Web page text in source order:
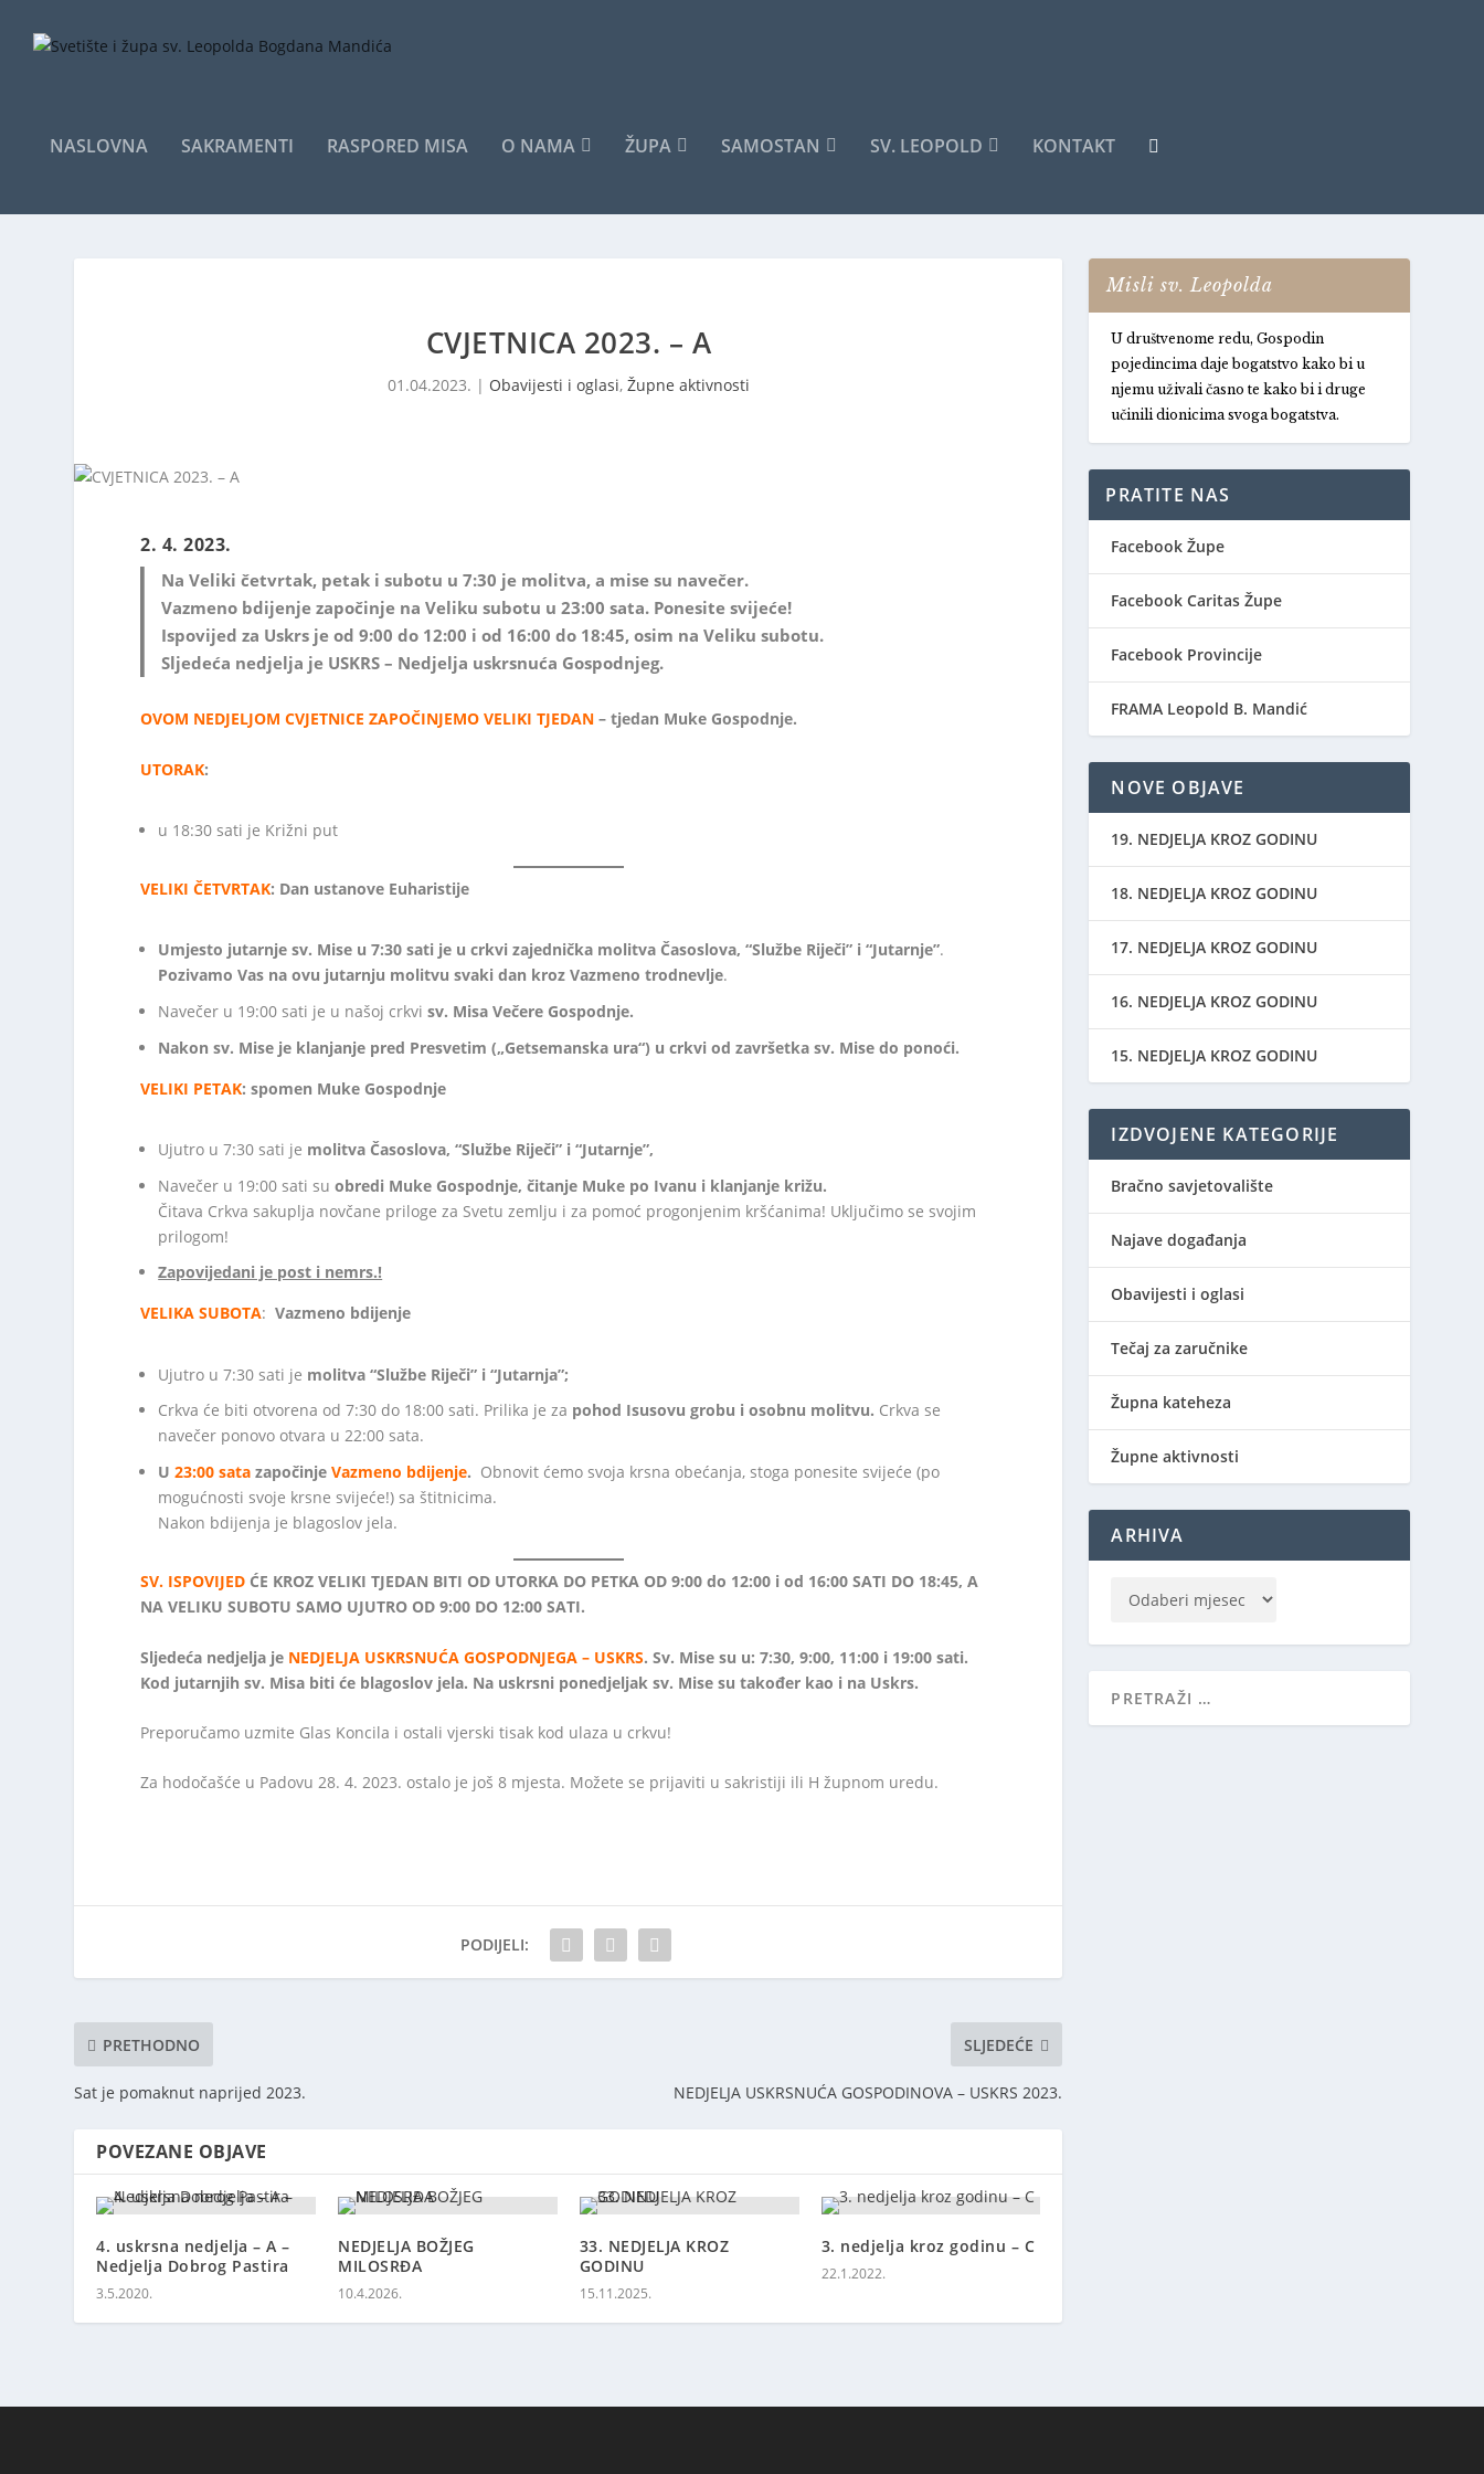
NASLOVNA SAKRAMENTI RASPORED MISA O NAMA ŽUPA SAMOSTAN SV. LEOPOLD KONTAKT
CVJETNICA 2023. – A
01.04.2023. | Obavijesti i oglasi, Župne aktivnosti
2. 4. 2023.
Na Veliki četvrtak, petak i subotu u 7:30 je molitva, a mise su navečer.
Vazmeno bdijenje započinje na Veliku subotu u 23:00 sata. Ponesite svijeće!
Ispovijed za Uskrs je od 9:00 do 12:00 i od 16:00 do 18:45, osim na Veliku subotu.
Sljedeća nedjelja je USKRS – Nedjelja uskrsnuća Gospodnjeg.
OVOM NEDJELJOM CVJETNICE ZAPOČINJEMO VELIKI TJEDAN – tjedan Muke Gospodnje.
UTORAK:
u 18:30 sati je Križni put
VELIKI ČETVRTAK: Dan ustanove Euharistije
Umjesto jutarnje sv. Mise u 7:30 sati je u crkvi zajednička molitva Časoslova, “Službe Riječi” i “Jutarnje”.
Pozivamo Vas na ovu jutarnju molitvu svaki dan kroz Vazmeno trodnevlje.
Navečer u 19:00 sati je u našoj crkvisv. Misa Večere Gospodnje.
Nakon sv. Mise je klanjanje pred Presvetim („Getsemanska ura“) u crkvi od završetka sv. Mise do ponoći.
VELIKI PETAK: spomen Muke Gospodnje
Ujutro u 7:30 sati je molitva Časoslova, “Službe Riječi” i “Jutarnje”,
Navečer u 19:00 sati suobredi Muke Gospodnje, čitanje Muke po Ivanu i klanjanje križu.
Čitava Crkva sakuplja novčane priloge za Svetu zemlju i za pomoć progonjenim kršćanima! Uključimo se svojim
prilogom!
Zapovijedani je post i nemrs.!
VELIKA SUBOTA:Vazmeno bdijenje
Ujutro u 7:30 sati je molitva “Službe Riječi” i “Jutarnja”;
Crkva će biti otvorena od 7:30 do 18:00 sati. Prilika je za pohod Isusovu grobu i osobnu molitvu. Crkva se
navečer ponovo otvara u 22:00 sata.
U23:00 sata započinjeVazmeno bdijenje. Obnovit ćemo svoja krsna obećanja, stoga ponesite svijeće (po
mogućnosti svoje krsne svijeće!) sa štitnicima.
Nakon bdijenja je blagoslov jela.
SV. ISPOVIJED ĆE KROZ VELIKI TJEDAN BITI OD UTORKA DO PETKA OD 9:00 do 12:00 i od 16:00 SATI DO 18:45, A
NA VELIKU SUBOTU SAMO UJUTRO OD 9:00 DO 12:00 SATI.
Sljedeća nedjelja je NEDJELJA USKRSNUĆA GOSPODNJEGA – USKRS. Sv. Mise su u: 7:30, 9:00, 11:00 i 19:00 sati.
Kod jutarnjih sv. Misa biti će blagoslov jela. Na uskrsni ponedjeljak sv. Mise su također kao i na Uskrs.
Preporučamo uzmite Glas Koncila i ostali vjerski tisak kod ulaza u crkvu!
Za hodočašće u Padovu 28. 4. 2023. ostalo je još 8 mjesta. Možete se prijaviti u sakristiji ili H župnom uredu.
PODIJELI:
PRETHODNO
Sat je pomaknut naprijed 2023.
SLJEDEĆE
NEDJELJA USKRSNUĆA GOSPODINOVA – USKRS 2023.
POVEZANE OBJAVE
4. uskrsna nedjelja – A –
Nedjelja Dobrog Pastira
3.5.2020.
NEDJELJA BOŽJEG
MILOSRĐA
10.4.2026.
33. NEDJELJA KROZ
GODINU
15.11.2025.
3. nedjelja kroz godinu – C
22.1.2022.
Misli sv. Leopolda
U društvenome redu, Gospodin
pojedincima daje bogatstvo kako bi u
njemu uživali časno te kako bi i druge
učinili dionicima svoga bogatstva.
PRATITE NAS
Facebook Župe
Facebook Caritas Župe
Facebook Provincije
FRAMA Leopold B. Mandić
NOVE OBJAVE
19. NEDJELJA KROZ GODINU
18. NEDJELJA KROZ GODINU
17. NEDJELJA KROZ GODINU
16. NEDJELJA KROZ GODINU
15. NEDJELJA KROZ GODINU
IZDVOJENE KATEGORIJE
Bračno savjetovalište
Najave događanja
Obavijesti i oglasi
Tečaj za zaručnike
Župna kateheza
Župne aktivnosti
ARHIVA